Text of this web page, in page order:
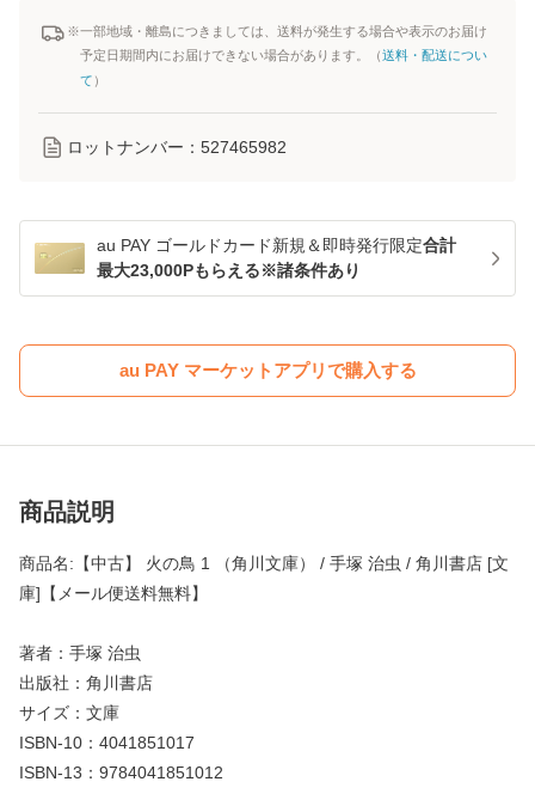
※一部地域・離島につきましては、送料が発生する場合や表示のお届け
予定日期間内にお届けできない場合があります。（送料・配送につい
て ）
ロットナンバー： 527465982
au PAY ゴールドカード新規＆即時発行限定合計
最大23,000Pもらえる※諸条件あり
au PAY マーケットアプリで購入する
商品説明
商品名:【中古】 火の鳥 1 （角川文庫） / 手塚 治虫 / 角川書店 [文
庫]【メール便送料無料】
著者：手塚 治虫
出版社：角川書店
サイズ：文庫
ISBN-10：4041851017
ISBN-13：9784041851012